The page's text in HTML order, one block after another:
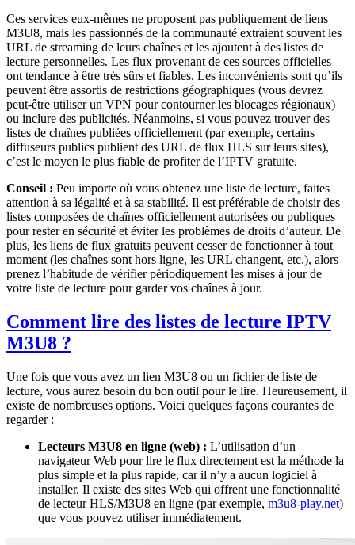
Ces services eux-mêmes ne proposent pas publiquement de liens
M3U8, mais les passionnés de la communauté extraient souvent les
URL de streaming de leurs chaînes et les ajoutent à des listes de
lecture personnelles. Les flux provenant de ces sources officielles
ont tendance à être très sûrs et fiables. Les inconvénients sont qu’ils
peuvent être assortis de restrictions géographiques (vous devrez
peut-être utiliser un VPN pour contourner les blocages régionaux)
ou inclure des publicités. Néanmoins, si vous pouvez trouver des
listes de chaînes publiées officiellement (par exemple, certains
diffuseurs publics publient des URL de flux HLS sur leurs sites),
c’est le moyen le plus fiable de profiter de l’IPTV gratuite.
Conseil : Peu importe où vous obtenez une liste de lecture, faites
attention à sa légalité et à sa stabilité. Il est préférable de choisir des
listes composées de chaînes officiellement autorisées ou publiques
pour rester en sécurité et éviter les problèmes de droits d’auteur. De
plus, les liens de flux gratuits peuvent cesser de fonctionner à tout
moment (les chaînes sont hors ligne, les URL changent, etc.), alors
prenez l’habitude de vérifier périodiquement les mises à jour de
votre liste de lecture pour garder vos chaînes à jour.
Comment lire des listes de lecture IPTV
M3U8 ?
Une fois que vous avez un lien M3U8 ou un fichier de liste de
lecture, vous aurez besoin du bon outil pour le lire. Heureusement, il
existe de nombreuses options. Voici quelques façons courantes de
regarder :
Lecteurs M3U8 en ligne (web) : L’utilisation d’un
navigateur Web pour lire le flux directement est la méthode la
plus simple et la plus rapide, car il n’y a aucun logiciel à
installer. Il existe des sites Web qui offrent une fonctionnalité
de lecteur HLS/M3U8 en ligne (par exemple, m3u8-play.net)
que vous pouvez utiliser immédiatement.